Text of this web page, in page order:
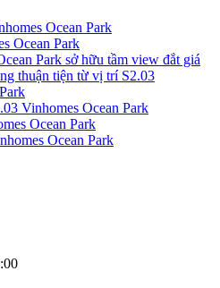
Ocean Park
Ocean Park
Park sở hữu tầm view đắt giá
thuận tiện từ vị trí S2.03
Vinhomes Ocean Park
Ocean Park
Ocean Park